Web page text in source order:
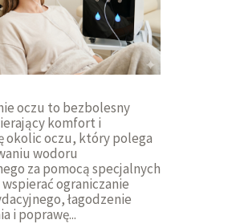
oczu to bezbolesny
komfort i
okolic oczu, który polega
wodoru
za pomocą specjalnych
ograniczanie
łagodzenie
i poprawę...